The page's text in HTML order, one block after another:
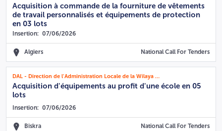
Acquisition à commande de la fourniture de vêtements
de travail personnalisés et équipements de protection
en 03 lots
Insertion: 07/06/2026
Algiers National Call For Tenders
DAL - Direction de l'Administration Locale de la Wilaya de Biskra
Acquisition d'équipements au profit d'une école en 05
lots
Insertion: 07/06/2026
Biskra National Call For Tenders